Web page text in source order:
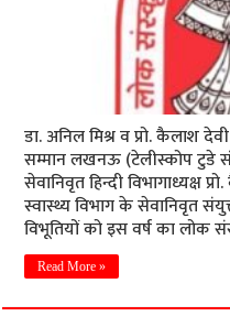
डा. अनिल मिश्र व प्रो. कैलाश
सम्मान लखनऊ (टेलीस्कोप टुडे
सेवानिवृत हिन्दी विभागाध्यक्ष
स्वास्थ्य विभाग के सेवानिवृत
विभूतियों को इस वर्ष का लोक
Read More »